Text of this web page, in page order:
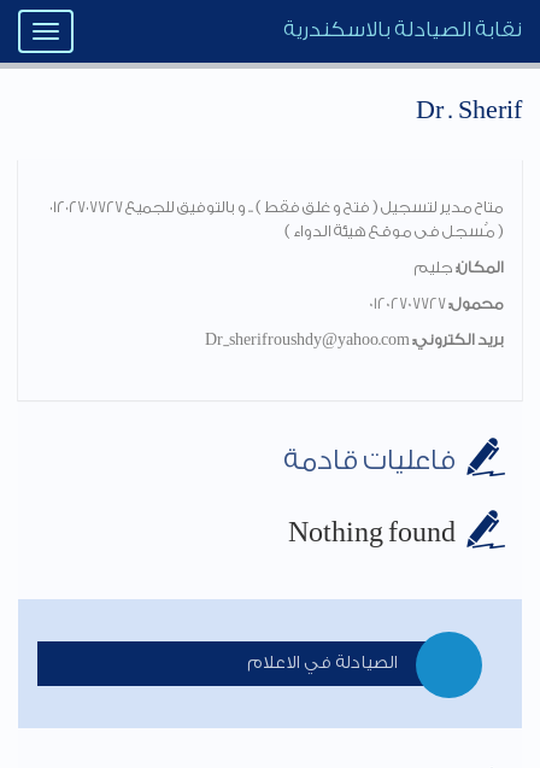
Toggle
نقابة الصيادلة بالاسكندرية
Dr . Sherif
متاح مدير لتسجيل ( فتح و غلق فقط ) .. و بالتوفيق للجميع ٠١٢٠٢٧٠٧٧٢٧
( مُسجل فى موقع هيئة الدواء )
المكان: جليم
محمول:
بريد الكتروني:
فاعليات قادمة
Nothing found
الصيادلة في الاعلام